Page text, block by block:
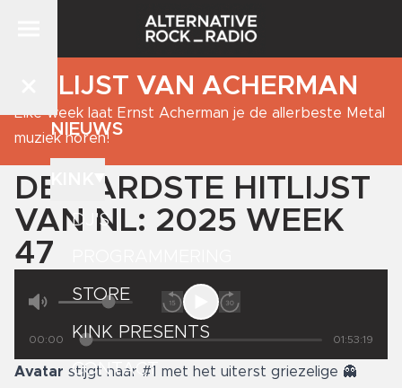
NIEUWS
DJ'S
STORE
KINK PRESENTS
CONTACT
DE LIJST VAN ACHERMAN
Elke week laat Ernst Acherman je de allerbeste Metal
muziek horen!
DE HARDSTE HITLIJST
VAN NL: 2025 WEEK
47
00:00 01:53:19
Avatar stijgt naar #1 met het uiterst griezelige 👻